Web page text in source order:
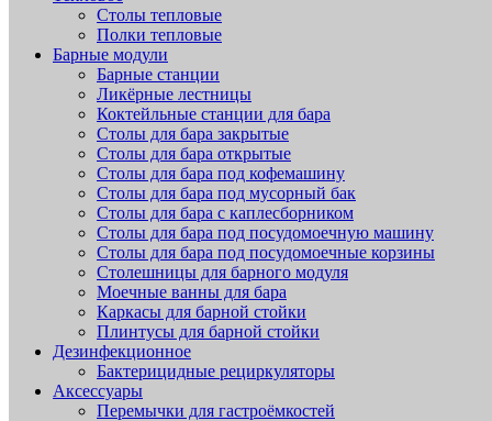
Столы тепловые
Полки тепловые
Барные модули
Барные станции
Ликёрные лестницы
Коктейльные станции для бара
Столы для бара закрытые
Столы для бара открытые
Столы для бара под кофемашину
Столы для бара под мусорный бак
Столы для бара с каплесборником
Столы для бара под посудомоечную машину
Столы для бара под посудомоечные корзины
Столешницы для барного модуля
Моечные ванны для бара
Каркасы для барной стойки
Плинтусы для барной стойки
Дезинфекционное
Бактерицидные рециркуляторы
Аксессуары
Перемычки для гастроёмкостей